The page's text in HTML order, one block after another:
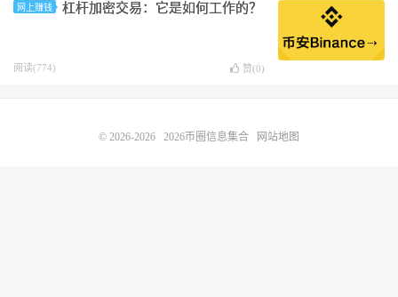
网上赚钱 杠杆加密交易：它是如何工作的？
阅读(774) 赞(0)
© 2026-2026 2026币圈信息集合 网站地图